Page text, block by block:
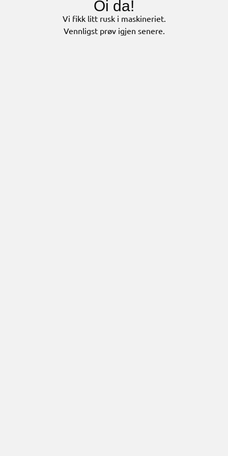
Oi da!
Vi fikk litt rusk i maskineriet.
Vennligst prøv igjen senere.